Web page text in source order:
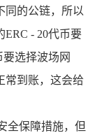
同的公链，所以
- 20代币要
选择波场网
常到账，这会给
全保障措施，但